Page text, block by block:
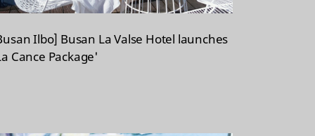
Ilbo] Busan La Valse Hotel launches
Cance Package'